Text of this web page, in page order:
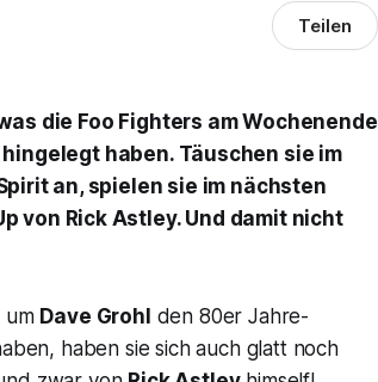
Teilen
die Foo Fighters am Wochenende
haben. Täuschen sie im
it an, spielen sie im nächsten
von Rick Astley. Und damit nicht
um Dave Grohl den 80er Jahre-
haben sie sich auch glatt noch